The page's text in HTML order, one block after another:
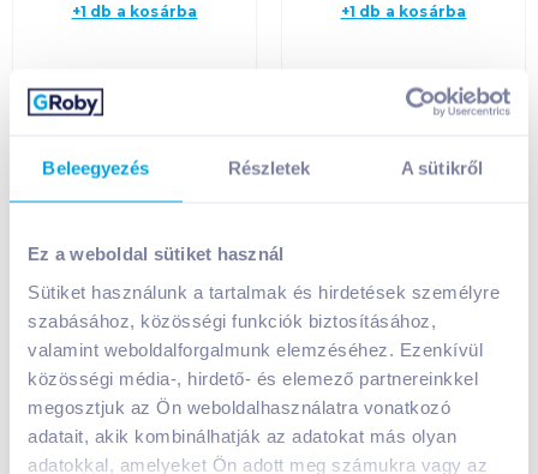
Beleegyezés Részletek A sütikről
Ez a weboldal sütiket használ
Sütiket használunk a tartalmak és hirdetések személyre
szabásához, közösségi funkciók biztosításához,
valamint weboldalforgalmunk elemzéséhez. Ezenkívül
közösségi média-, hirdető- és elemező partnereinkkel
megosztjuk az Ön weboldalhasználatra vonatkozó
adatait, akik kombinálhatják az adatokat más olyan
adatokkal, amelyeket Ön adott meg számukra vagy az
+1 db a kosárba +1 db a kosárba
Koktélparadicsom
(kg)
1 999Ft /kg
Narancs (kg)
1 199Ft /kg